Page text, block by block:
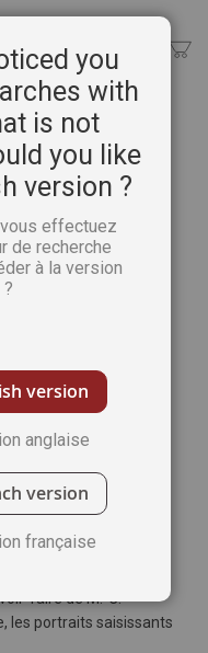
des Arts
faire de M.-C.
les portraits saisissants
you
with
is not
you like
version ?
effectuez
de recherche
à la version
version
anglaise
version
française